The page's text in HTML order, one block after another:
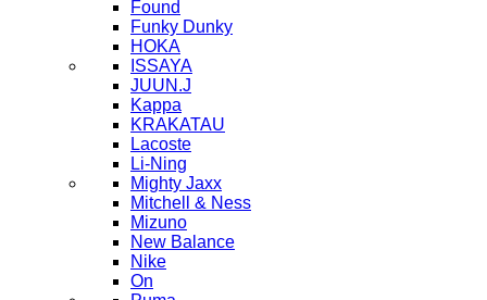
Found
Funky Dunky
HOKA
ISSAYA
JUUN.J
Kappa
KRAKATAU
Lacoste
Li-Ning
Mighty Jaxx
Mitchell & Ness
Mizuno
New Balance
Nike
On